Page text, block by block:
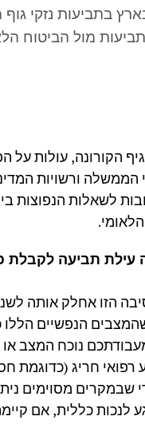
בתביעות נזקי
מול הביטוח
הקורונה, עולות על
הממשלה ורשויות
לשאלות הנפוצות
תביעה לקבלת
הזו אחלק אותה
הנפשיים
נוכח המצב או
רפואי חריג (כדוגמת
שבמקרים מסוימים
לנכות כללית, אם